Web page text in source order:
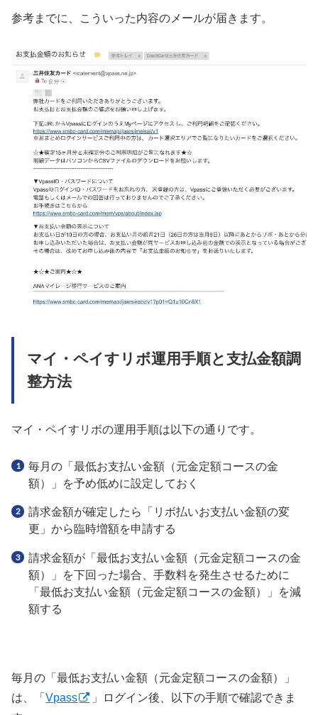
参考までに、こういった内容のメールが届きます。
マイ・ペイすリボ運用手順と支払金額調
整方法
マイ・ペイすリボの運用手順は以下の通りです。
毎月の「最低お支払い金額（元金定額コースの金
額）」を予め低めに設定しておく
請求金額が確定したら「リボ払いお支払い金額の変
更」から臨時増額を申請する
請求金額が「最低お支払い金額（元金定額コースの金
額）」を下回った場合、手数料を発生させるために
「最低お支払い金額（元金定額コースの金額）」を減
額する
毎月の「最低お支払い金額（元金定額コースの金額）」
は、「Vpass
」ログイン後、以下の手順で確認できま